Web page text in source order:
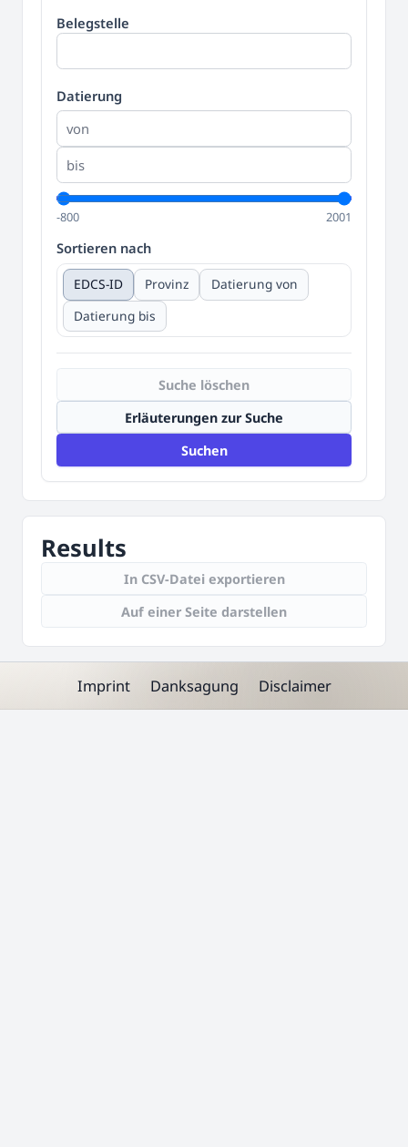
Belegstelle
Datierung
-800 2001
Sortieren nach
EDCS-ID Provinz
Datierung von
Datierung bis
Suche löschen
Erläuterungen zur Suche
Suchen
Results
In CSV-Datei exportieren
Auf einer Seite darstellen
Imprint Danksagung Disclaimer